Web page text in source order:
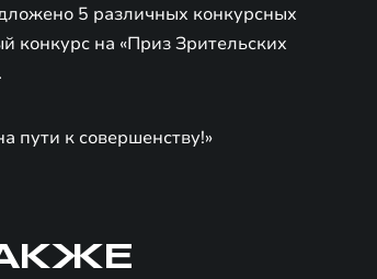
5 различных конкурсных
конкурс на «Приз Зрительских
пути к совершенству!»